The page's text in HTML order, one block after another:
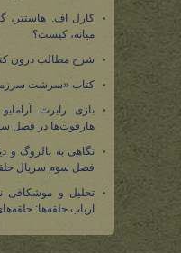
کارل اف. هاستتر،
میانه، کیست؟
شرح مطالب درون
کتاب «سرشت
بازی رابرت
هارفوت‌ها در فصل
نگاهی به بالروگ و
فصل سوم سریال
تحلیل و موشکافی
ارباب حلقه‌ها: